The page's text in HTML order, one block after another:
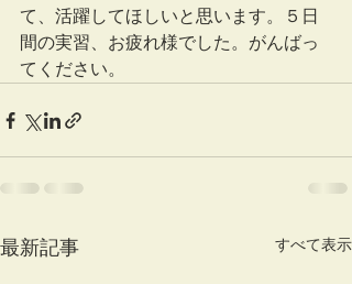
て、活躍してほしいと思います。５日
間の実習、お疲れ様でした。がんばっ
てください。
最新記事 すべて表示